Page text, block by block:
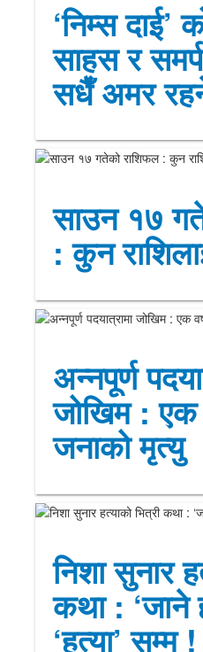
‘निम्स दाई’
साहस र
सधैँ अमर
साउन १७
: कुन
अन्नपूर्ण
जोखिम : एक
जनाको मृत्यु
निशा सुनार
कथा : ‘जाने
‘हत्या’ सम्म !